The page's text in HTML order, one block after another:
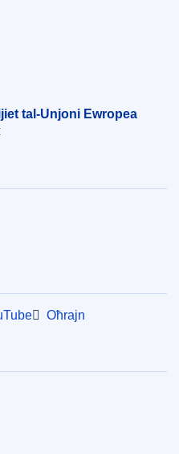
tal-Unjoni
tal-Unjoni Ewropea
Oħrajn